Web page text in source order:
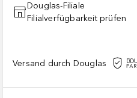
Douglas-Filiale
Filialverfügbarkeit prüfen
Versand durch Douglas